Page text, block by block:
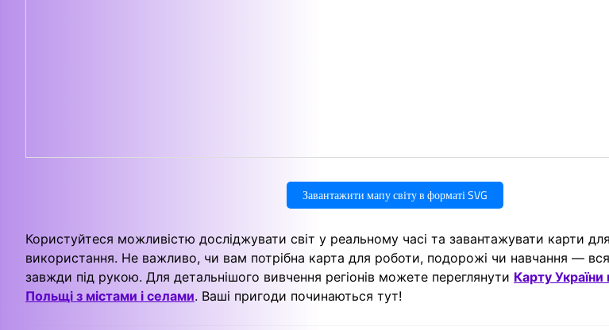
Завантажити мапу світу в форматі SVG
Користуйтеся можливістю досліджувати світ у реальному часі та завантажувати карти
використання. Не важливо, чи вам потрібна карта для роботи, подорожі чи навчання — вся
завжди під рукою. Для детальнішого вивчення регіонів можете переглянути Карту
Польщі з містами і селами. Ваші пригоди починаються тут!